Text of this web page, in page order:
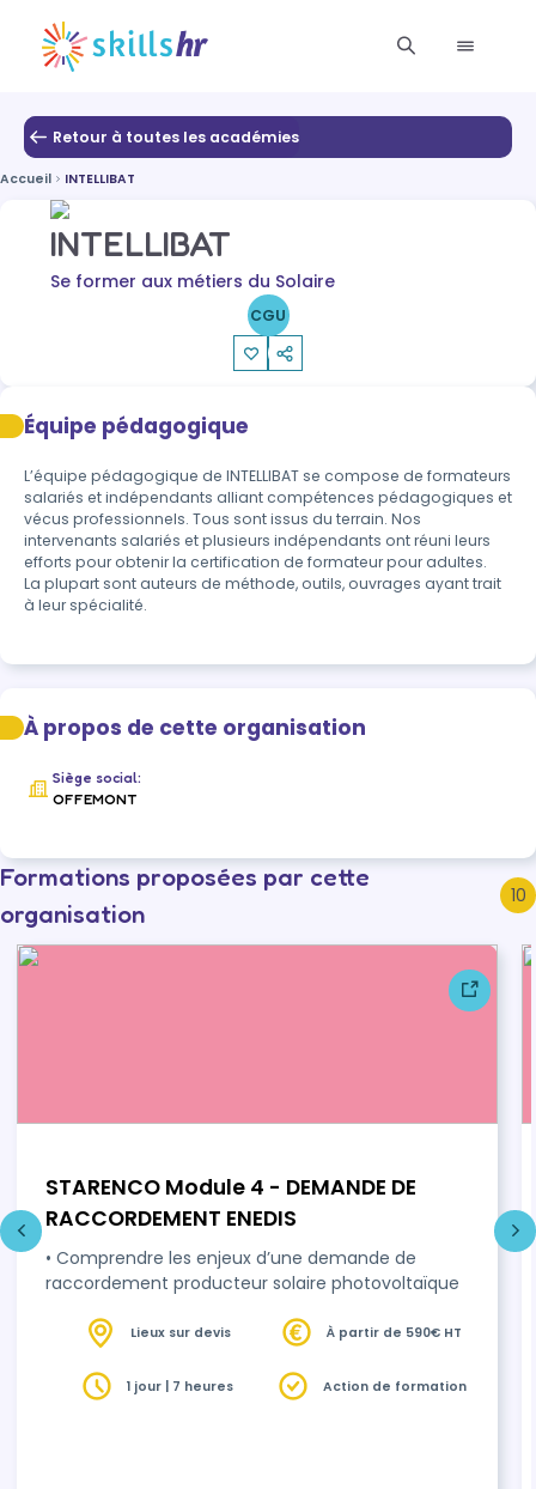
Retour à toutes les académies
Accueil INTELLIBAT
INTELLIBAT
Se former aux métiers du Solaire
CGU
Équipe pédagogique
L’équipe pédagogique de INTELLIBAT se compose de formateurs
salariés et indépendants alliant compétences pédagogiques et
vécus professionnels. Tous sont issus du terrain. Nos
intervenants salariés et plusieurs indépendants ont réuni leurs
efforts pour obtenir la certification de formateur pour adultes.
La plupart sont auteurs de méthode, outils, ouvrages ayant trait
à leur spécialité.
À propos de cette organisation
Siège social:
OFFEMONT
Formations proposées par cette
organisation
10
STARENCO Module 4 - DEMANDE DE
RACCORDEMENT ENEDIS
• Comprendre les enjeux d’une demande de
raccordement producteur solaire photovoltaïque
Lieux sur devis À partir de 590€ HT
1 jour | 7 heures Action de formation